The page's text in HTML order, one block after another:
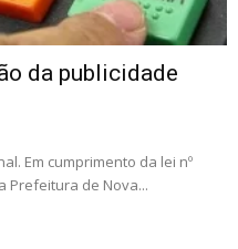
da publicidade
Em cumprimento da lei nº
Prefeitura de Nova...